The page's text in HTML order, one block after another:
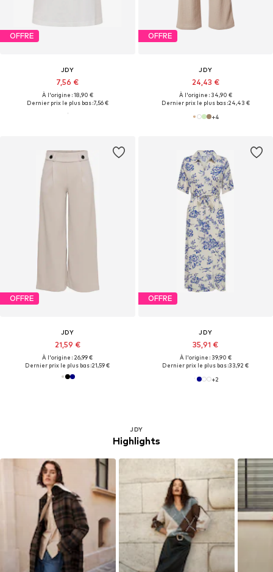
OFFRE
JDY
7,56 €
À l'origine : 18,90 €
Dernier prix le plus bas :7,56 €
OFFRE
JDY
24,43 €
À l'origine : 34,90 €
Dernier prix le plus bas :24,43 €
+4
OFFRE
JDY
21,59 €
À l'origine : 26,99 €
Dernier prix le plus bas :21,59 €
OFFRE
JDY
35,91 €
À l'origine : 39,90 €
Dernier prix le plus bas :33,92 €
+2
JDY
Highlights